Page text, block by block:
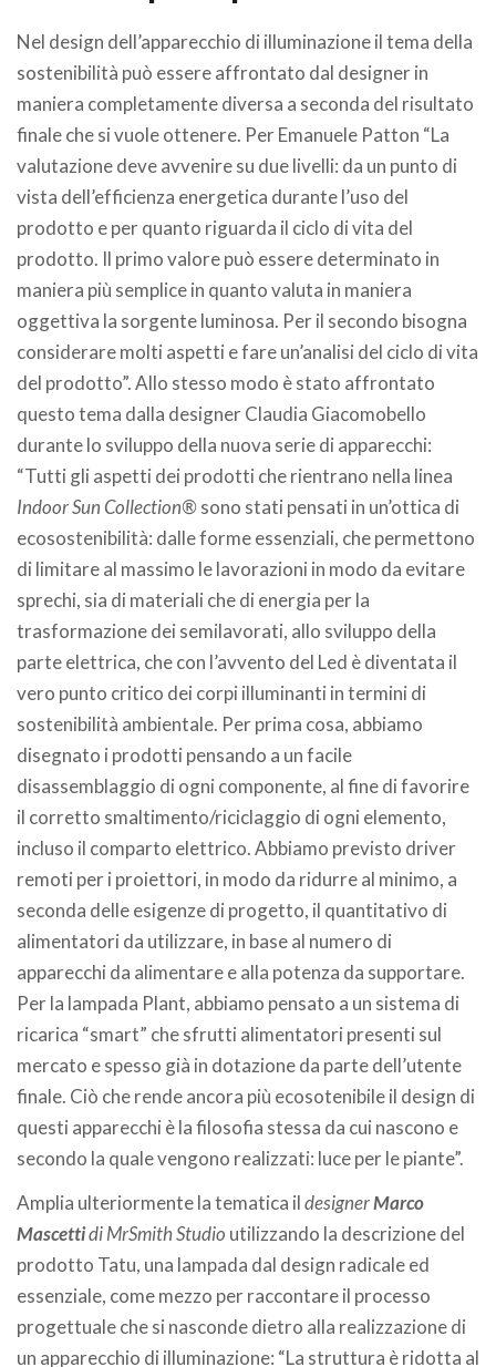
Nel design dell’apparecchio di illuminazione il tema della
sostenibilità può essere affrontato dal designer in
maniera completamente diversa a seconda del risultato
finale che si vuole ottenere. Per Emanuele Patton “La
valutazione deve avvenire su due livelli: da un punto di
vista dell’efficienza energetica durante l’uso del
prodotto e per quanto riguarda il ciclo di vita del
prodotto. Il primo valore può essere determinato in
maniera più semplice in quanto valuta in maniera
oggettiva la sorgente luminosa. Per il secondo bisogna
considerare molti aspetti e fare un’analisi del ciclo di vita
del prodotto”. Allo stesso modo è stato affrontato
questo tema dalla designer Claudia Giacomobello
durante lo sviluppo della nuova serie di apparecchi:
“Tutti gli aspetti dei prodotti che rientrano nella linea
Indoor Sun Collection®sono stati pensati in un’ottica di
ecosostenibilità: dalle forme essenziali, che permettono
di limitare al massimo le lavorazioni in modo da evitare
sprechi, sia di materiali che di energia per la
trasformazione dei semilavorati, allo sviluppo della
parte elettrica, che con l’avvento del Led è diventata il
vero punto critico dei corpi illuminanti in termini di
sostenibilità ambientale. Per prima cosa, abbiamo
disegnato i prodotti pensando a un facile
disassemblaggio di ogni componente, al fine di favorire
il corretto smaltimento/riciclaggio di ogni elemento,
incluso il comparto elettrico. Abbiamo previsto driver
remoti per i proiettori, in modo da ridurre al minimo, a
seconda delle esigenze di progetto, il quantitativo di
alimentatori da utilizzare, in base al numero di
apparecchi da alimentare e alla potenza da supportare.
Per la lampada Plant, abbiamo pensato a un sistema di
ricarica “smart” che sfrutti alimentatori presenti sul
mercato e spesso già in dotazione da parte dell’utente
finale. Ciò che rende ancora più ecosotenibile il design di
questi apparecchi è la filosofia stessa da cui nascono e
secondo la quale vengono realizzati: luce per le piante”.
Amplia ulteriormente la tematica ildesignerMarco
Mascettidi MrSmith Studio utilizzando la descrizione del
prodotto Tatu, una lampada dal design radicale ed
essenziale, come mezzo per raccontare il processo
progettuale che si nasconde dietro alla realizzazione di
un apparecchio di illuminazione: “La struttura è ridotta al